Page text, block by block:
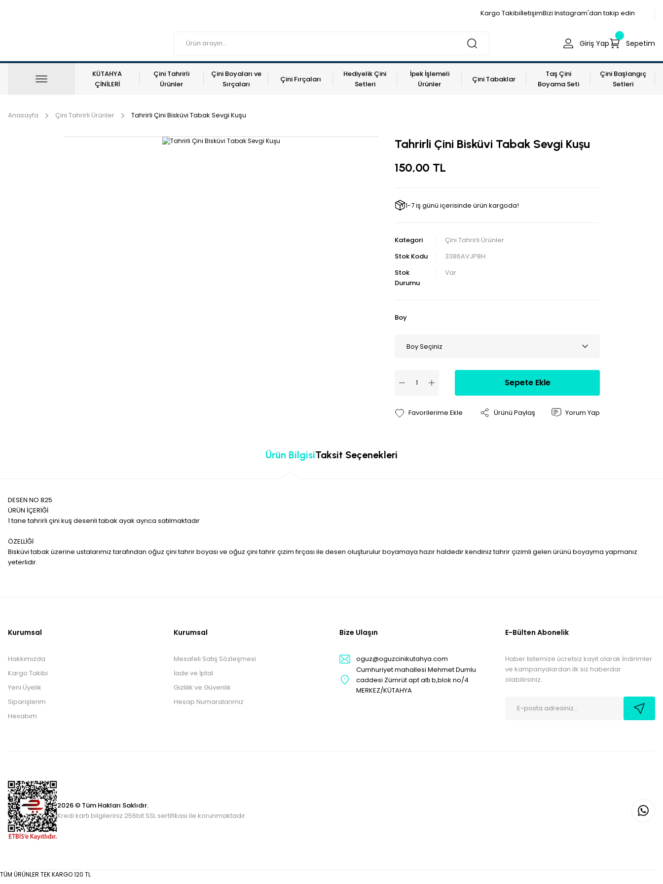
Kargo TakibiİletişimBizi Instagram'dan takip edin
Giriş Yap Sepetim
KÜTAHYA
ÇİNİLERİ
Çini Tahrirli
Ürünler
Çini Boyaları ve
Sırçaları
Çini Fırçaları
Hediyelik Çini
Setleri
İpek İşlemeli
Ürünler
Çini Tabaklar
Taş Çini
Boyama Seti
Çini Başlangıç
Setleri
Anasayfa Çini Tahrirli Ürünler Tahrirli Çini Bisküvi Tabak Sevgi Kuşu
Tahrirli Çini Bisküvi Tabak Sevgi Kuşu
150,00 TL
1-7 iş günü içerisinde ürün kargoda!
Kategori
Çini Tahrirli Ürünler
Stok Kodu
3386AVJP8H
Stok
Durumu
Var
Boy
Sepete Ekle
Ürünü Paylaş Yorum Yap
Ürün BilgisiTaksit Seçenekleri
DESEN NO 825
ÜRÜN İÇERİĞİ
1 tane tahrirli çini kuş desenli tabak ayak ayrıca satılmaktadır
ÖZELLİĞİ
Bisküvi tabak üzerine ustalarımız tarafından oğuz çini tahrir boyası ve oğuz çini tahrir çizim fırçası ile desen oluşturulur boyamaya hazır haldedir kendiniz tahrir çizimli gelen ürünü boyayma yapmanız
yeterlidir.
Kurumsal
Hakkımızda
Kargo Takibi
Yeni Üyelik
Siparişlerim
Hesabım
Kurumsal
Mesafeli Satış Sözleşmesi
İade ve İptal
Gizlilik ve Güvenlik
Hesap Numaralarımız
Bize Ulaşın
oguz@oguzcinikutahya.com
Cumhuriyet mahallesi Mehmet Dumlu
caddesi Zümrüt apt altı b,blok no/4
MERKEZ/KÜTAHYA
E-Bülten Abonelik
Haber listemize ücretsiz kayıt olarak İndirimler
ve kampanyalardan ilk siz haberdar
olabilirsiniz.
2026 © Tüm Hakları Saklıdır.
Kredi kartı bilgileriniz 256bit SSL sertifikası ile korunmaktadır.
TÜM ÜRÜNLER TEK KARGO 120 TL